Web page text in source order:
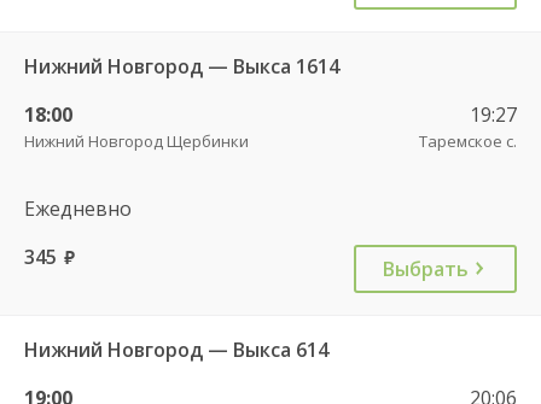
Нижний Новгород — Выкса 1614
18:00
Нижний Новгород Щербинки
19:27
Таремское с.
Ежедневно
345 руб. Выбрать
Нижний Новгород — Выкса 614
19:00
20:06